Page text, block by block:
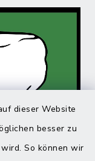
dieser Website
besser zu
So können wir